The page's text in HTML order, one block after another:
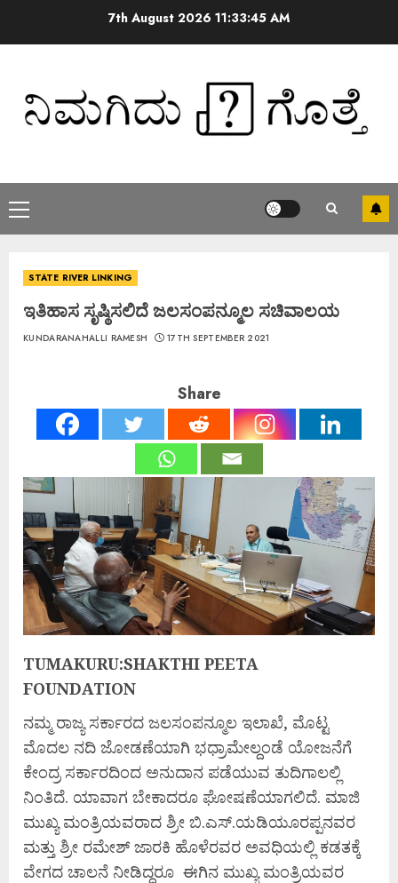
7th August 2026 11:33:45 AM
STATE RIVER LINKING
ಇತಿಹಾಸ ಸೃಷ್ಠಿಸಲಿದೆ ಜಲಸಂಪನ್ಮೂಲ ಸಚಿವಾಲಯ
KUNDARANAHALLI RAMESH 17TH SEPTEMBER 2021
Share
TUMAKURU:SHAKTHI PEETA
FOUNDATION
ನಮ್ಮ ರಾಜ್ಯ ಸರ್ಕಾರದ ಜಲಸಂಪನ್ಮೂಲ ಇಲಾಖೆ, ಮೊಟ್ಟ
ಮೊದಲ ನದಿ ಜೋಡಣೆಯಾಗಿ ಭಧ್ರಾಮೇಲ್ದಂಡೆ ಯೋಜನೆಗೆ
ಕೇಂದ್ರ ಸರ್ಕಾರದಿಂದ ಅನುದಾನ ಪಡೆಯುವ ತುದಿಗಾಲಲ್ಲಿ
ನಿಂತಿದೆ. ಯಾವಾಗ ಬೇಕಾದರೂ ಘೋಷಣೆಯಾಗಲಿದೆ. ಮಾಜಿ
ಮುಖ್ಯ ಮಂತ್ರಿಯವರಾದ ಶ್ರೀ ಬಿ.ಎಸ್.ಯಡಿಯೂರಪ್ಪನವರ
ಮತ್ತು ಶ್ರೀ ರಮೇಶ್ ಜಾರಕಿ ಹೊಳೆರವರ ಅವಧಿಯಲ್ಲಿ ಕಡತಕ್ಕೆ
ವೇಗದ ಚಾಲನೆ ನೀಡಿದ್ದರೂ ಈಗಿನ ಮುಖ್ಯ ಮಂತ್ರಿಯವರ